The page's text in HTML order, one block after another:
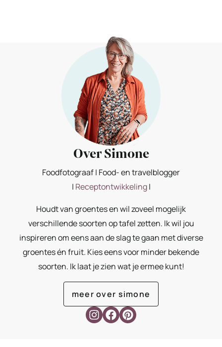
Over Simone
Foodfotograaf | Food- en travelblogger
| Receptontwikkeling|
Houdt van groentes en wil zoveel mogelijk
verschillende soorten op tafel zetten. Ik wil jou
inspireren om eens aan de slag te gaan met diverse
groentes én fruit. Kies eens voor minder bekende
soorten. Ik laat je zien wat je ermee kunt!
meer over simone